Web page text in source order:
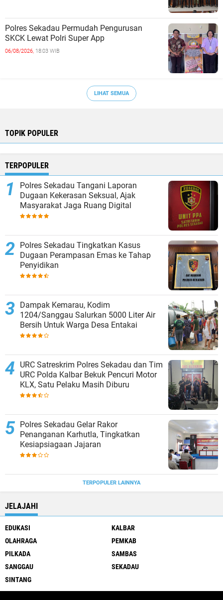
Polres Sekadau Permudah Pengurusan
SKCK Lewat Polri Super App
06/08/2026, 18:03 WIB
LIHAT SEMUA
TOPIK POPULER
TERPOPULER
Polres Sekadau Tangani Laporan
Dugaan Kekerasan Seksual, Ajak
Masyarakat Jaga Ruang Digital
Polres Sekadau Tingkatkan Kasus
Dugaan Perampasan Emas ke Tahap
Penyidikan
Dampak Kemarau, Kodim
1204/Sanggau Salurkan 5000 Liter Air
Bersih Untuk Warga Desa Entakai
URC Satreskrim Polres Sekadau dan Tim
URC Polda Kalbar Bekuk Pencuri Motor
KLX, Satu Pelaku Masih Diburu
Polres Sekadau Gelar Rakor
Penanganan Karhutla, Tingkatkan
Kesiapsiagaan Jajaran
TERPOPULER LAINNYA
JELAJAHI
EDUKASI
KALBAR
OLAHRAGA
PEMKAB
PILKADA
SAMBAS
SANGGAU
SEKADAU
SINTANG